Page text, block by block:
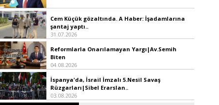
Cem Küçük gözaltında. A Haber: İşadamlarına
şantaj yaptı..
31.07.2026
Reformlarla Onarılamayan Yargı|Av.Semih
Biten
04.08.2026
İspanya'da, İsrail İmzalı 5.Nesil Savaş
Rüzgarları|Sibel Erarslan..
03.08.2026